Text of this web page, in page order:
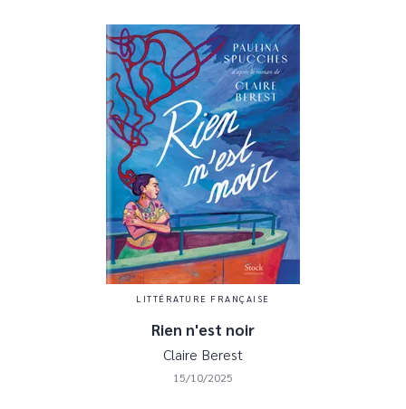
LITTÉRATURE FRANÇAISE
Rien n'est noir
Claire Berest
15/10/2025